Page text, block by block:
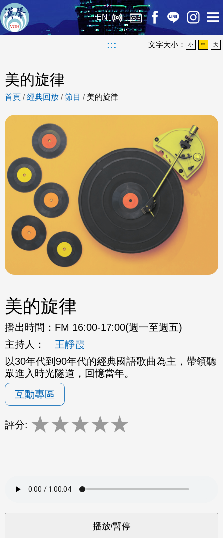
EN
::: 文字大小： 小 中 大
美的旋律
首頁 /經典回放 /節目 / 美的旋律
美的旋律
播出時間： FM 16:00-17:00(週一至週五)
主持人：
王靜霞
以30年代到90年代的經典國語歌曲為主，帶領聽
眾進入時光隧道，回憶當年。
互動專區
評分: ★★★★★